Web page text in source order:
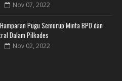
Nov 07, 2022
Pugu Semurup Minta BPD dan
Dalam Pilkades
Nov 02, 2022